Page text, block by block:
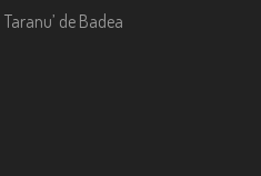
Taranu’ de Badea